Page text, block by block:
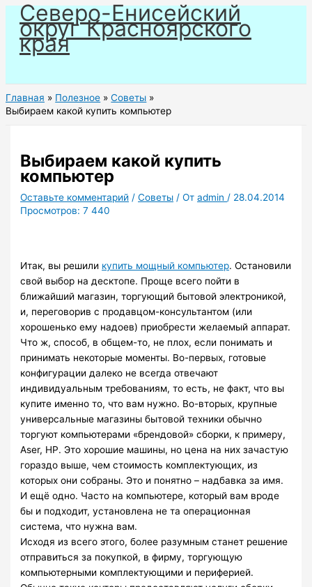
Перейти
содержимому
Северо-Енисейский
округ Красноярского
края
Главная Полезное
Советы
Выбираем какой купить компьютер
Выбираем какой купить
компьютер
Оставьте комментарий /Советы / Отadmin / 28.04.2014
Просмотров: 7 440
Итак, вы решили купить мощный компьютер. Остановили
свой выбор на десктопе. Проще всего пойти в
ближайший магазин, торгующий бытовой электроникой,
и, переговорив с продавцом-консультантом (или
хорошенько ему надоев) приобрести желаемый аппарат.
Что ж, способ, в общем-то, не плох, если понимать и
принимать некоторые моменты. Во-первых, готовые
конфигурации далеко не всегда отвечают
индивидуальным требованиям, то есть, не факт, что вы
купите именно то, что вам нужно. Во-вторых, крупные
универсальные магазины бытовой техники обычно
торгуют компьютерами «брендовой» сборки, к примеру,
Aser, HP. Это хорошие машины, но цена на них зачастую
гораздо выше, чем стоимость комплектующих, из
которых они собраны. Это и понятно – надбавка за имя.
И ещё одно. Часто на компьютере, который вам вроде
бы и подходит, установлена не та операционная
система, что нужна вам.
Исходя из всего этого, более разумным станет решение
отправиться за покупкой, в фирму, торгующую
компьютерными комплектующими и периферией.